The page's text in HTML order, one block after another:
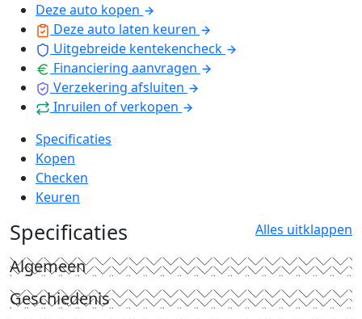
Deze auto kopen
Deze auto laten keuren
Uitgebreide kentekencheck
Financiering aanvragen
Verzekering afsluiten
Inruilen of verkopen
Specificaties
Kopen
Checken
Keuren
Specificaties Alles uitklappen
Algemeen
Geschiedenis